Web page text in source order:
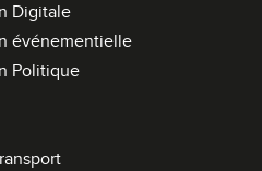
Digitale
événementielle
Politique